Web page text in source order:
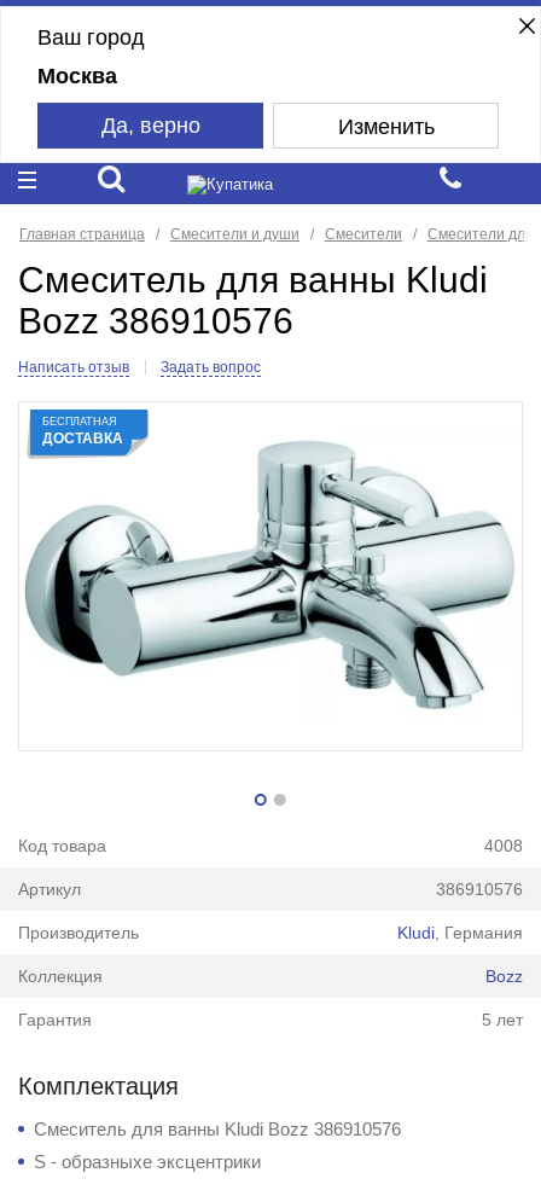
Ваш город
Москва
Да, верно Изменить
Главная страница Смесители и души Смесители Смесители для
Смеситель для ванны Kludi
Bozz 386910576
Написать отзыв Задать вопрос
БЕСПЛАТНАЯ
ДОСТАВКА
Код товара 4008
Артикул 386910576
Производитель Kludi , Германия
Коллекция Bozz
Гарантия 5 лет
Комплектация
Смеситель для ванны Kludi Bozz 386910576
S - образныхе эксцентрики